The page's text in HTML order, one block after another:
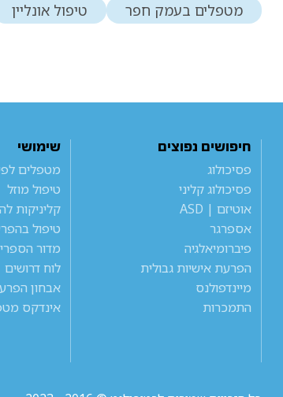
מטפלים בעמק חפר טיפול אונליין
חיפושים נפוצים
פסיכולוג
פסיכולוג קליני
אוטיזם | ASD
אספרגר
פיברומיאלגיה
הפרעת אישיות גבולית
מיינדפולנס
התמכרות
שימושי
מטפלים
טיפול מוזל
קליניקות
טיפול
מדור
לוח דרושים
אבחון
אינדקס